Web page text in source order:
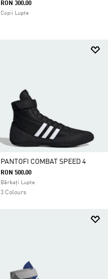
RON 300.00
Copii Lupte
PANTOFI COMBAT SPEED 4
RON 500.00
Bărbați Lupte
3 Colours